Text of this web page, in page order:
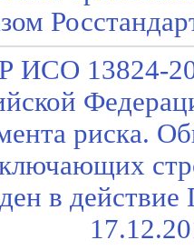
ИСО 13824-
риска.
в действие